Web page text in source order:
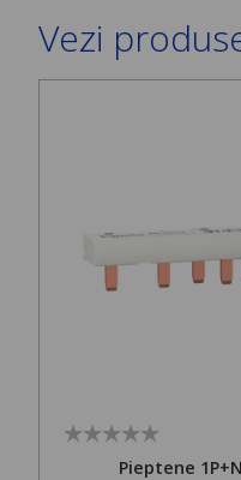
Vezi
Pieptene